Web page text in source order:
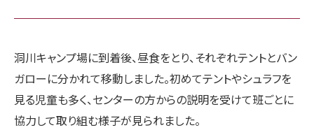
洞川キャンプ場に到着後、昼食をとり、それぞれテントとバン
ガローに分かれて移動しました。初めてテントやシュラフを
見る児童も多く、センターの方からの説明を受けて班ごとに
協力して取り組む様子が見られました。